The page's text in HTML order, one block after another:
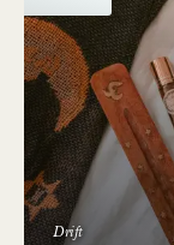
Drift